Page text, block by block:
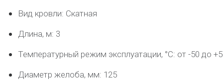
Вид кровли: Скатная
Длина, м: 3
Температурный режим эксплуатации, °C: от -50 до
Диаметр желоба, мм: 125